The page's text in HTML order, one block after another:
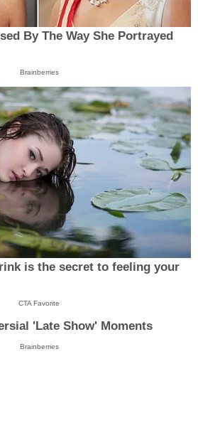
By The Way She Portrayed
Brainberries
is the secret to feeling your
CTA Favorite
'Late Show' Moments
Brainberries